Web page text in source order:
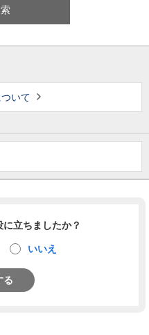
いて
立ちましたか？
いいえ
る